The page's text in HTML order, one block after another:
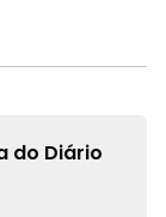
do Diário